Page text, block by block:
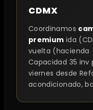
CDMX
Coordinamos
premium ida
vuelta (hacienda
Capacidad 35 inv
viernes desde
acondicionado,